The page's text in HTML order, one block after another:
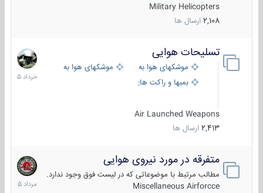
Military Helicopters
2,108 ارسال ها
تسلیحات هوایی
موشکهای هوا به هوا
موشکهای هوا به سطح
بمبها و راکت های هوایی
Air Launched Weapons
2,413 ارسال ها
30
خرداد
1405
متفرقه در مورد نیروی هوایی
مطالب مرتبط با موضوعاتی که در لیست فوق وجود ندارد.
Miscellaneous Airforcce
7
مرداد
1405